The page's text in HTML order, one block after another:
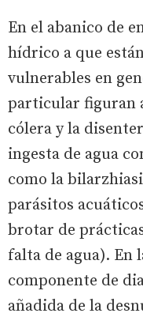
En el abanico de
hídrico a que
vulnerables en
particular figuran
cólera y la
ingesta de agua
como la
parásitos
brotar de
falta de agua). En
componente de
añadida de la